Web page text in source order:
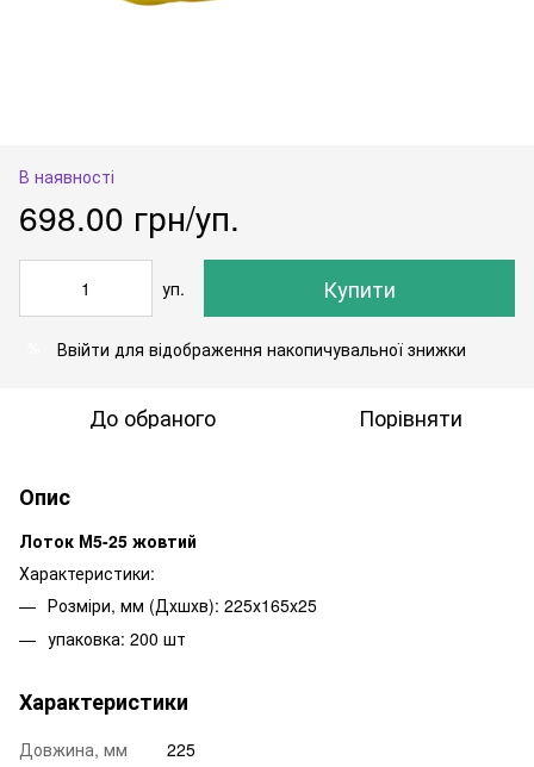
В наявності
698.00 грн/уп.
уп. Купити
Ввійти для відображення накопичувальної знижки
До обраного Порівняти
Опис
Лоток М5-25 жовтий
Характеристики:
Розміри, мм (Дхшхв): 225х165х25
упаковка: 200 шт
Характеристики
Довжина, мм
225